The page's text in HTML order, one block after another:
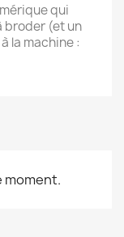
qui
broder (et un
la machine :
moment.